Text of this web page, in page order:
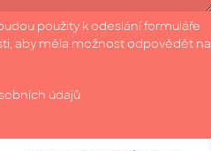
použity k odeslání formuláře
aby měla možnost odpovědět na
údajů